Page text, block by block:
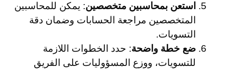
استعن بمحاسبين متخصصين: يمكن للمحاسبين
المتخصصين مراجعة الحسابات وضمان دقة
التسويات.
ضع خطة واضحة: حدد الخطوات اللازمة
للتسويات، ووزع المسؤوليات على الفريق